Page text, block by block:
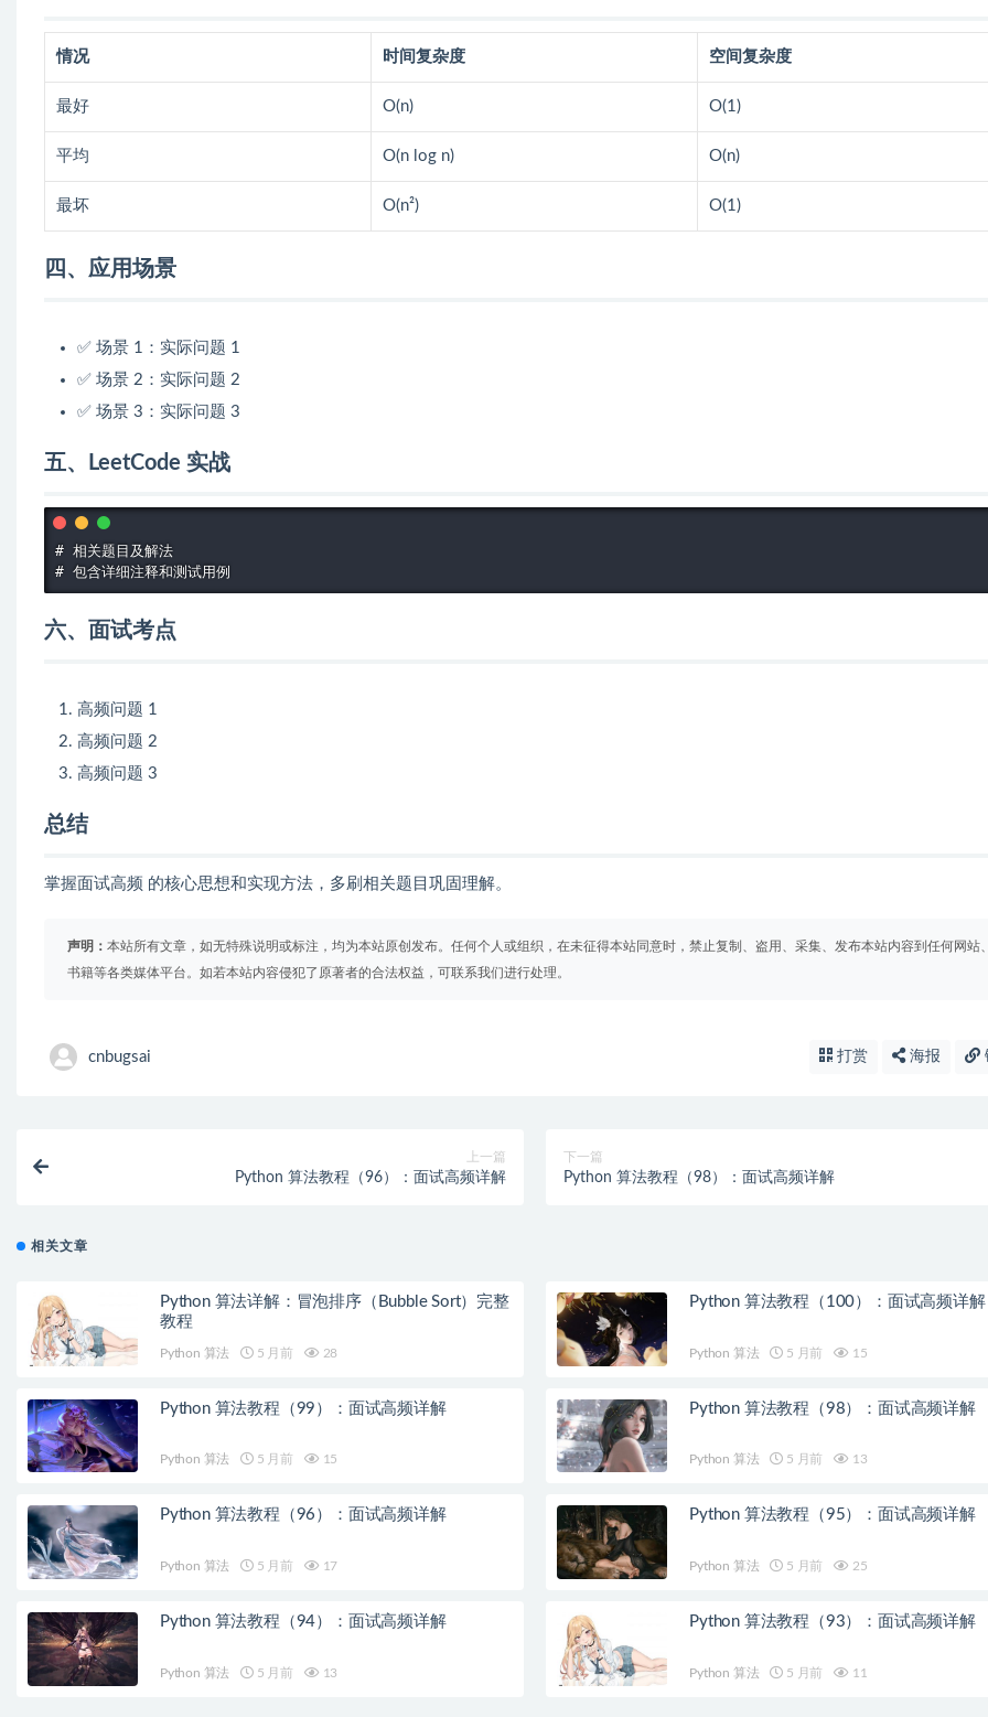
情况 时间复杂度 空间复杂度
最好 O(n) O(1)
平均 O(n log n) O(n)
最坏 O(n²) O(1)
四、应用场景
✅ 场景 1：实际问题 1
✅ 场景 2：实际问题 2
✅ 场景 3：实际问题 3
五、LeetCode 实战
# 相关题目及解法
# 包含详细注释和测试用例
六、面试考点
高频问题 1
高频问题 2
高频问题 3
总结
掌握面试高频 的核心思想和实现方法，多刷相关题目巩固理解。
声明： 本站所有文章，如无特殊说明或标注，均为本站原创发布。任何个人或组织，在未征得本站同意时，禁止复制、盗用、采集、发布本站内容到任何网站
书籍等各类媒体平台。如若本站内容侵犯了原著者的合法权益，可联系我们进行处理。
cnbugsai 打赏 海报
上一篇
Python 算法教程（96）：面试高频详解
下一篇
Python 算法教程（98）：面试高频详解
相关文章
Python 算法详解：冒泡排序（Bubble Sort）完整
教程
Python 算法 5 月前 28
Python 算法教程（100）：面试高频详解
Python 算法 5 月前 15
Python 算法教程（99）：面试高频详解
Python 算法 5 月前 15
Python 算法教程（98）：面试高频详解
Python 算法 5 月前 13
Python 算法教程（96）：面试高频详解
Python 算法 5 月前 17
Python 算法教程（95）：面试高频详解
Python 算法 5 月前 25
Python 算法教程（94）：面试高频详解
Python 算法 5 月前 13
Python 算法教程（93）：面试高频详解
Python 算法 5 月前 11